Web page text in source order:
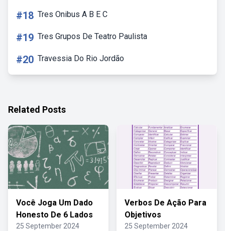
#18 Tres Onibus A B E C
#19 Tres Grupos De Teatro Paulista
#20 Travessia Do Rio Jordão
Related Posts
Você Joga Um Dado
Honesto De 6 Lados
25 September 2024
Verbos De Ação Para
Objetivos
25 September 2024